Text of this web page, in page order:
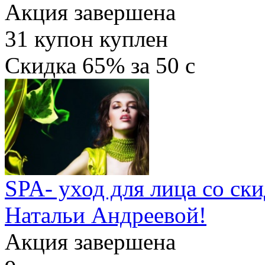
Акция завершена
31 купон куплен
Скидка 65% за 50 c
SPA- уход для лица со
Натальи Андреевой!
Акция завершена